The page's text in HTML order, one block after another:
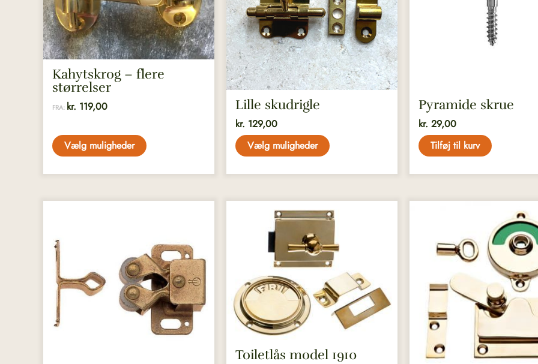
Kahytskrog – flere
størrelser
FRA: kr. 119,00
Vælg muligheder
Mulighederne
kan
vælges
på
varesiden
Lille skudrigle
kr. 129,00
Vælg muligheder
Mulighederne
kan
vælges
på
varesiden
Pyramide skrue
kr. 29,00
Tilføj til kurv
Toiletlås model 1910
varianter.
Mulighederne
kan
vælges
varesiden
flere
varianter.
Mulighederne
vælges
på
varesiden